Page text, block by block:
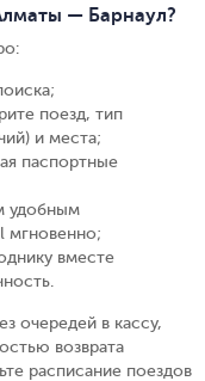
— Барнаул?
:
;
поезд, тип
и места;
паспортные
удобным
мгновенно;
вместе
.
очередей в кассу,
возврата
расписание поездов